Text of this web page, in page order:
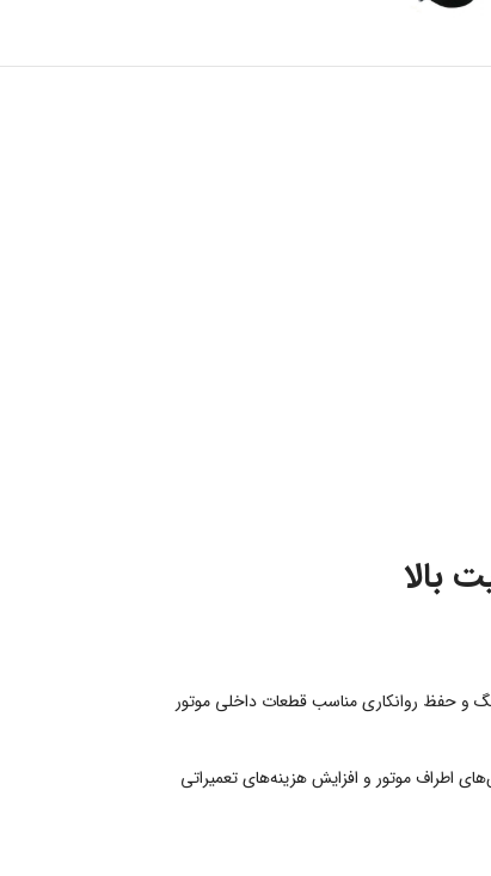
از قسمت میل‌لنگ و حفظ روانکاری مناسب قطعات داخلی موتور
اطراف موتور و افزایش هزینه‌های تعمیراتی